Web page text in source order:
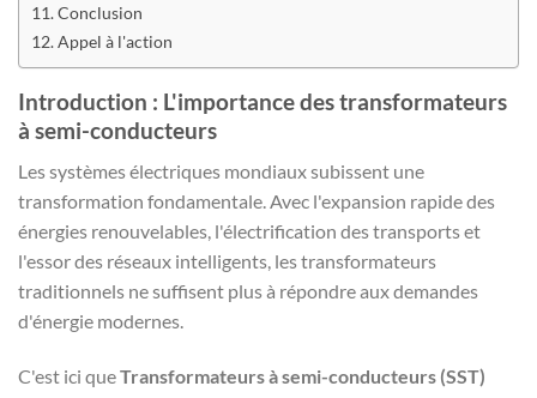
Conclusion
Appel à l'action
Introduction : L'importance des transformateurs
à semi-conducteurs
Les systèmes électriques mondiaux subissent une
transformation fondamentale. Avec l'expansion rapide des
énergies renouvelables, l'électrification des transports et
l'essor des réseaux intelligents, les transformateurs
traditionnels ne suffisent plus à répondre aux demandes
d'énergie modernes.
C'est ici queTransformateurs à semi-conducteurs (SST)